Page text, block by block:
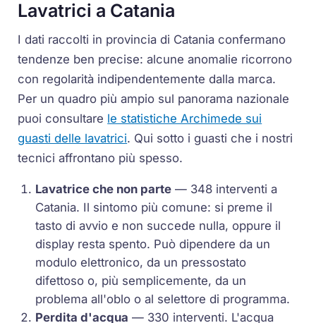
Lavatrici a Catania
I dati raccolti in provincia di Catania confermano
tendenze ben precise: alcune anomalie ricorrono
con regolarità indipendentemente dalla marca.
Per un quadro più ampio sul panorama nazionale
puoi consultare le statistiche Archimede sui
guasti delle lavatrici. Qui sotto i guasti che i nostri
tecnici affrontano più spesso.
Lavatrice che non parte — 348 interventi a
Catania. Il sintomo più comune: si preme il
tasto di avvio e non succede nulla, oppure il
display resta spento. Può dipendere da un
modulo elettronico, da un pressostato
difettoso o, più semplicemente, da un
problema all'oblo o al selettore di programma.
Perdita d'acqua — 330 interventi. L'acqua